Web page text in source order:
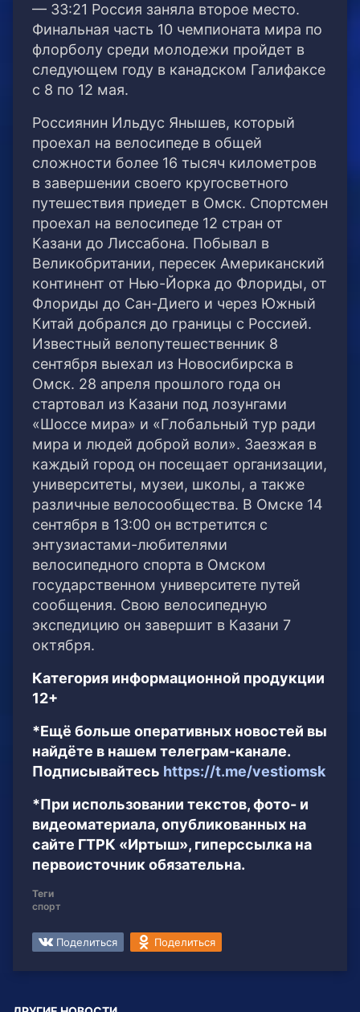
— 33:21 Россия заняла второе место.
Финальная часть 10 чемпионата мира по
флорболу среди молодежи пройдет в
следующем году в канадском Галифаксе
с 8 по 12 мая.
Россиянин Ильдус Янышев, который
проехал на велосипеде в общей
сложности более 16 тысяч километров
в завершении своего кругосветного
путешествия приедет в Омск. Спортсмен
проехал на велосипеде 12 стран от
Казани до Лиссабона. Побывал в
Великобритании, пересек Американский
континент от Нью-Йорка до Флориды, от
Флориды до Сан-Диего и через Южный
Китай добрался до границы с Россией.
Известный велопутешественник 8
сентября выехал из Новосибирска в
Омск. 28 апреля прошлого года он
стартовал из Казани под лозунгами
«Шоссе мира» и «Глобальный тур ради
мира и людей доброй воли». Заезжая в
каждый город он посещает организации,
университеты, музеи, школы, а также
различные велосообщества. В Омске 14
сентября в 13:00 он встретится с
энтузиастами-любителями
велосипедного спорта в Омском
государственном университете путей
сообщения. Свою велосипедную
экспедицию он завершит в Казани 7
октября.
Категория информационной продукции
12+
*Ещё больше оперативных новостей вы
найдёте в нашем телеграм-канале.
Подписывайтесь https://t.me/vestiomsk
*При использовании текстов, фото- и
видеоматериала, опубликованных на
сайте ГТРК «Иртыш», гиперссылка на
первоисточник обязательна.
Теги
спорт
Поделиться Поделиться